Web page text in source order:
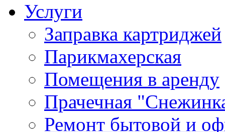
Услуги
Заправка картриджей
Парикмахерская
Помещения в аренду
Прачечная
Ремонт бытовой и